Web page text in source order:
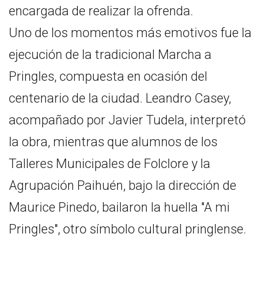
encargada de realizar la ofrenda.
Uno de los momentos más emotivos fue la
ejecución de la tradicional Marcha a
Pringles, compuesta en ocasión del
centenario de la ciudad. Leandro Casey,
acompañado por Javier Tudela, interpretó
la obra, mientras que alumnos de los
Talleres Municipales de Folclore y la
Agrupación Paihuén, bajo la dirección de
Maurice Pinedo, bailaron la huella "A mi
Pringles", otro símbolo cultural pringlense.